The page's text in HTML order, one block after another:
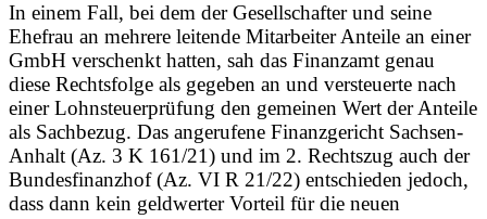
In einem Fall, bei dem der Gesellschafter und seine
Ehefrau an mehrere leitende Mitarbeiter Anteile an einer
GmbH verschenkt hatten, sah das Finanzamt genau
diese Rechtsfolge als gegeben an und versteuerte nach
einer Lohnsteuerprüfung den gemeinen Wert der Anteile
als Sachbezug. Das angerufene Finanzgericht Sachsen-
Anhalt (Az. 3 K 161/21) und im 2. Rechtszug auch der
Bundesfinanzhof (Az. VI R 21/22) entschieden jedoch,
dass dann kein geldwerter Vorteil für die neuen